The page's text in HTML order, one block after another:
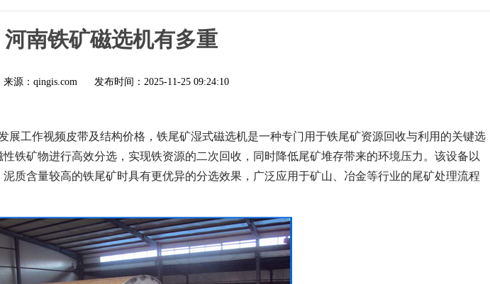
河南铁矿磁选机有多重
来源：qingis.com 发布时间： 2025-11-25 09:24:10
展工作视频皮带及结构价格，铁尾矿湿式磁选机是一种专门用于铁尾矿资源回收与利用的关键选
铁矿物进行高效分选，实现铁资源的二次回收，同时降低尾矿堆存带来的环境压力。该设备以
质含量较高的铁尾矿时具有更优异的分选效果，广泛应用于矿山、冶金等行业的尾矿处理流程